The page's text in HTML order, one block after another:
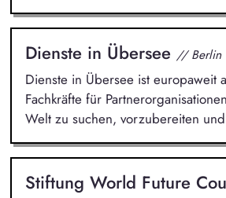
Dienste in Übersee // Berlin
Dienste in Übersee ist europaweit
Fachkräfte für
Welt zu suchen, vorzubereiten
Stiftung World Future